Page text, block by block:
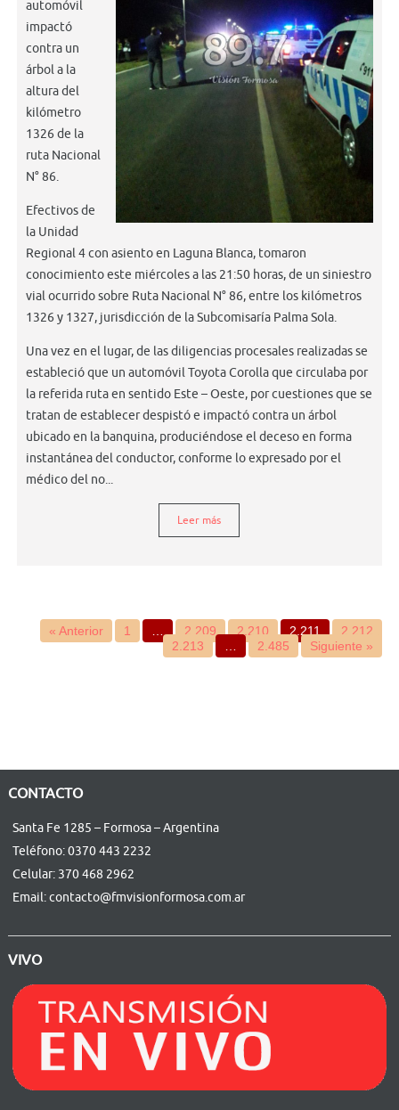
automóvil
impactó
contra un
árbol a la
altura del
kilómetro
1326 de la
ruta Nacional
N° 86.
Efectivos de
la Unidad
Regional 4 con asiento en Laguna Blanca, tomaron
conocimiento este miércoles a las 21:50 horas, de un siniestro
vial ocurrido sobre Ruta Nacional N° 86, entre los kilómetros
1326 y 1327, jurisdicción de la Subcomisaría Palma Sola.
Una vez en el lugar, de las diligencias procesales realizadas se
estableció que un automóvil Toyota Corolla que circulaba por
la referida ruta en sentido Este – Oeste, por cuestiones que se
tratan de establecer despistó e impactó contra un árbol
ubicado en la banquina, produciéndose el deceso en forma
instantánea del conductor, conforme lo expresado por el
médico del no...
Leer más
« Anterior 1 2.209 2.210 2.211
2.212
2.213
2.485 Siguiente »
CONTACTO
Santa Fe 1285 – Formosa – Argentina
Teléfono: 0370 443 2232
Celular: 370 468 2962
Email: contacto@fmvisionformosa.com.ar
VIVO